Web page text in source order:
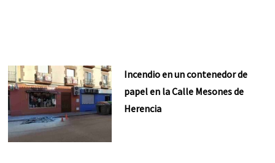
Incendio en un contenedor de
papel en la Calle Mesones de
Herencia